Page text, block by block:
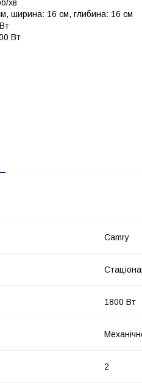
хв
ширина: 16 см, глибина: 16 см
Вт
Camry
1800 Вт
2